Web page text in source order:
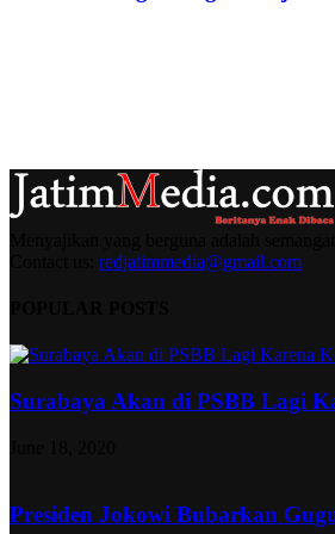
redjatimmedia@gmail.com
Surabaya Akan di PSBB Lagi
Presiden Jokowi Bubarkan